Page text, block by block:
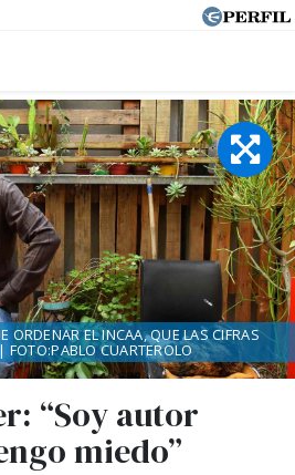
“Soy autor
miedo”
ORDENAR EL INCAA, QUE LAS CIFRAS
FOTO:PABLO CUARTEROLO